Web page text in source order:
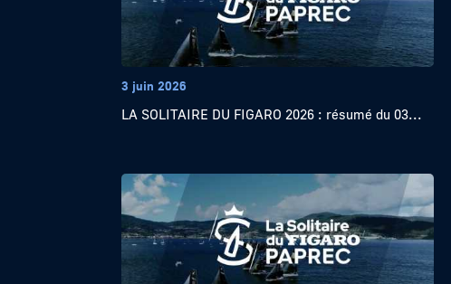
3 juin 2026
LA SOLITAIRE DU FIGARO 2026 : résumé du 03...